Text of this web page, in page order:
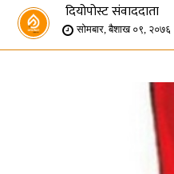
दियोपोस्ट संवाददाता
सोमबार, बैशाख ०९, २०७६